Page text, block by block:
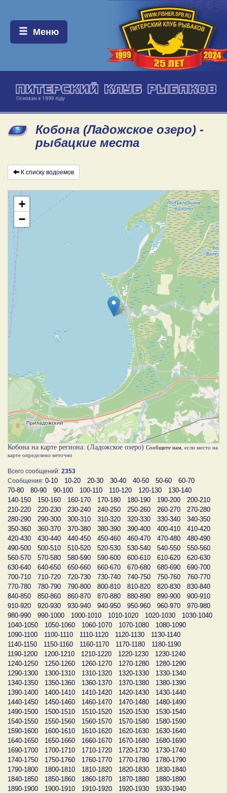
Меню:
Меню
Кобона (Ладожское озеро) -
рыбацкие места
К списку водоемов
+
−
Кобона на карте региона: (Ладожское озеро) Сообщите нам , если место на
карте определено неточно
Всего сообщений: 2353
Сообщения: 0-10 10-20 20-30 30-40 40-50 50-60
60-70
70-80
80-90 90-100 100-110 110-120 120-130
130-140
140-150
150-160 160-170 170-180 180-190 190-200
200-210
210-220
220-230 230-240 240-250 250-260 260-270
270-280
280-290
290-300 300-310 310-320 320-330 330-340
340-350
350-360
360-370 370-380 380-390 390-400 400-410
410-420
420-430
430-440 440-450 450-460 460-470 470-480
480-490
490-500
500-510 510-520 520-530 530-540 540-550
550-560
560-570
570-580 580-590 590-600 600-610 610-620
620-630
630-640
640-650 650-660 660-670 670-680 680-690
690-700
700-710
710-720 720-730 730-740 740-750 750-760
760-770
770-780
780-790 790-800 800-810 810-820 820-830
830-840
840-850
850-860 860-870 870-880 880-890 890-900
900-910
910-920
920-930 930-940 940-950 950-960 960-970
970-980
980-990
990-1000 1000-1010 1010-1020 1020-1030
1030-1040
1040-1050
1050-1060 1060-1070 1070-1080
1080-1090
1090-1100
1100-1110 1110-1120 1120-1130
1130-1140
1140-1150
1150-1160 1160-1170 1170-1180
1180-1190
1190-1200
1200-1210 1210-1220 1220-1230
1230-1240
1240-1250
1250-1260 1260-1270 1270-1280
1280-1290
1290-1300
1300-1310 1310-1320 1320-1330
1330-1340
1340-1350
1350-1360 1360-1370 1370-1380
1380-1390
1390-1400
1400-1410 1410-1420 1420-1430
1430-1440
1440-1450
1450-1460 1460-1470 1470-1480
1480-1490
1490-1500
1500-1510 1510-1520 1520-1530
1530-1540
1540-1550
1550-1560 1560-1570 1570-1580
1580-1590
1590-1600
1600-1610 1610-1620 1620-1630
1630-1640
1640-1650
1650-1660 1660-1670 1670-1680
1680-1690
1690-1700
1700-1710 1710-1720 1720-1730
1730-1740
1740-1750
1750-1760 1760-1770 1770-1780
1780-1790
1790-1800
1800-1810 1810-1820 1820-1830
1830-1840
1840-1850
1850-1860 1860-1870 1870-1880
1880-1890
1890-1900
1900-1910 1910-1920 1920-1930
1930-1940